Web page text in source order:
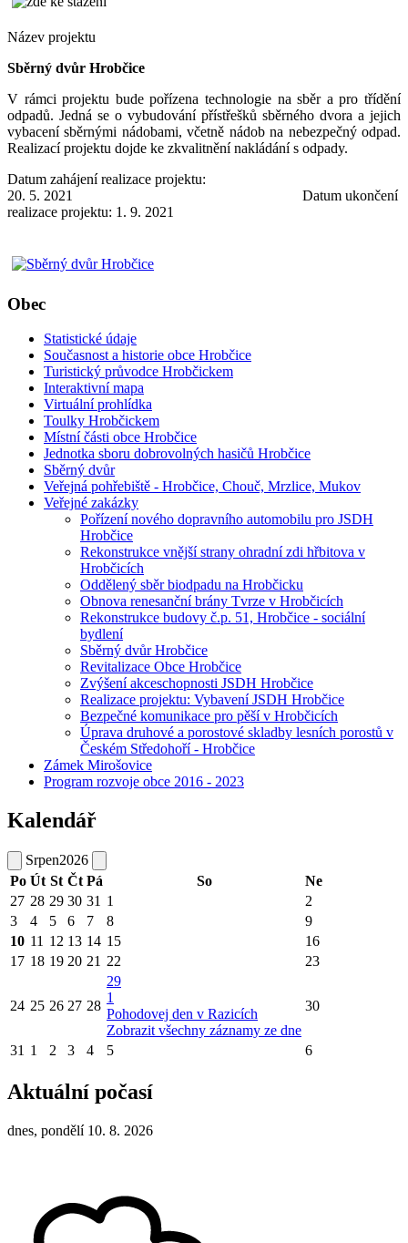
Název projektu
Sběrný dvůr Hrobčice
V rámci projektu bude pořízena technologie na sběr a pro třídění
odpadů. Jedná se o vybudování přístřešků sběrného dvora a jejich
vybacení sběrnými nádobami, včetně nádob na nebezpečný odpad.
Realizací projektu dojde ke zkvalitnění nakládání s odpady.
Datum zahájení realizace projektu:
20. 5. 2021 Datum ukončení
realizace projektu: 1. 9. 2021
Obec
Statistické údaje
Současnost a historie obce Hrobčice
Turistický průvodce Hrobčickem
Interaktivní mapa
Virtuální prohlídka
Toulky Hrobčickem
Místní části obce Hrobčice
Jednotka sboru dobrovolných hasičů Hrobčice
Sběrný dvůr
Veřejná pohřebiště - Hrobčice, Chouč, Mrzlice, Mukov
Veřejné zakázky
Pořízení nového dopravního automobilu pro JSDH
Hrobčice
Rekonstrukce vnější strany ohradní zdi hřbitova v
Hrobčicích
Oddělený sběr biodpadu na Hrobčicku
Obnova renesanční brány Tvrze v Hrobčicích
Rekonstrukce budovy č.p. 51, Hrobčice - sociální
bydlení
Sběrný dvůr Hrobčice
Revitalizace Obce Hrobčice
Zvýšení akceschopnosti JSDH Hrobčice
Realizace projektu: Vybavení JSDH Hrobčice
Bezpečné komunikace pro pěší v Hrobčicích
Úprava druhové a porostové skladby lesních porostů v
Českém Středohoří - Hrobčice
Zámek Mirošovice
Program rozvoje obce 2016 - 2023
Kalendář
Srpen2026
Po Út St Čt Pá So
Ne
27 28 29 30 31 1
2
3
4 5 6 7 8
9
10 11 12 13 14 15
16
17 18 19 20 21 22 23
24 25 26 27 28
29
1
Pohodovej den v Razicích
Zobrazit všechny záznamy ze dne
30
31 1 2 3 4 5 6
Aktuální počasí
dnes, pondělí 10. 8. 2026